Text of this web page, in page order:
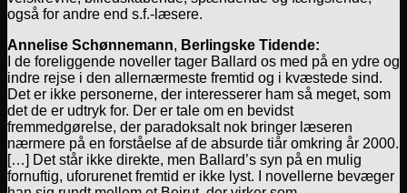
også for andre end s.f.-læsere.
Annelise Schønnemann, Berlingske Tidende:
I de foreliggende noveller tager Ballard os med på en ydre og
indre rejse i den allernærmeste fremtid og i kvæstede sind.
Det er ikke personerne, der interesserer ham så meget, som
det de er udtryk for. Der er tale om en bevidst
fremmedgørelse, der paradoksalt nok bringer læseren
nærmere på en forståelse af de absurde tiår omkring år 2000.
[…] Det står ikke direkte, men Ballard’s syn på en mulig
fornuftig, uforurenet fremtid er ikke lyst. I novellerne bevæger